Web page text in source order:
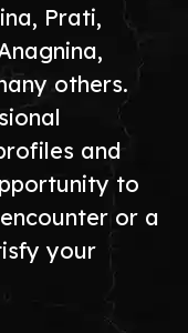
Prati,
others.
and
to
or a
your